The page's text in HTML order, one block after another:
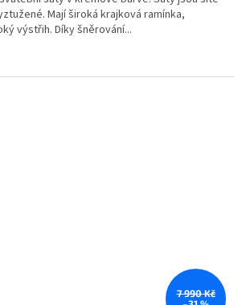
Mají široká krajková ramínka,
výstřih. Díky šněrování...
7 990 Kč